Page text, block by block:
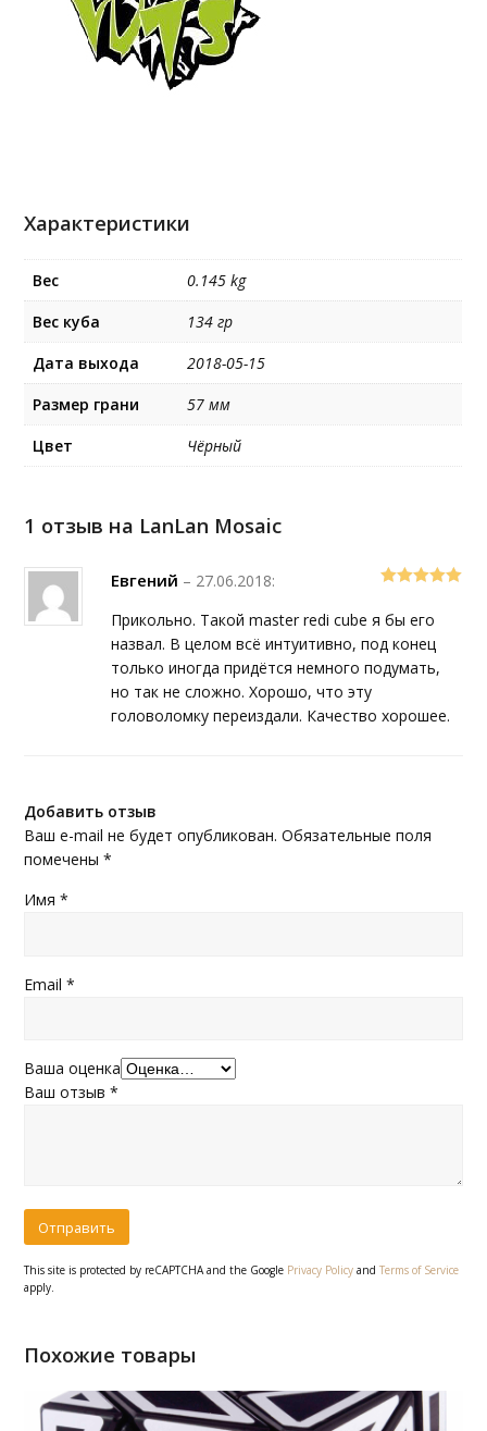
Характеристики
Вес
0.145 kg
Вес куба
134 гр
Дата выхода
2018-05-15
Размер грани
57 мм
Цвет
Чёрный
1 отзыв на LanLan Mosaic
Евгений – 27.06.2018:
Прикольно. Такой master redi cube я бы его
назвал. В целом всё интуитивно, под конец
только иногда придётся немного подумать,
но так не сложно. Хорошо, что эту
головоломку переиздали. Качество хорошее.
Добавить отзыв
Ваш e-mail не будет опубликован. Обязательные поля
помечены*
Имя*
Email*
Ваша оценка
Ваш отзыв*
This site is protected by reCAPTCHA and the Google Privacy Policy andTerms of Service
apply.
Похожие товары